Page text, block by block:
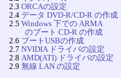
2.3 ORCAの設定
2.4 データ DVD-R/CD-R の作成
2.5 Windows 下での ARMA
のブート CD-R の作成
2.6 ブートUSBの作成
2.7 NVIDIA ドライバの設定
2.8 AMD(ATI) ドライバの設定
2.9 無線 LAN の設定